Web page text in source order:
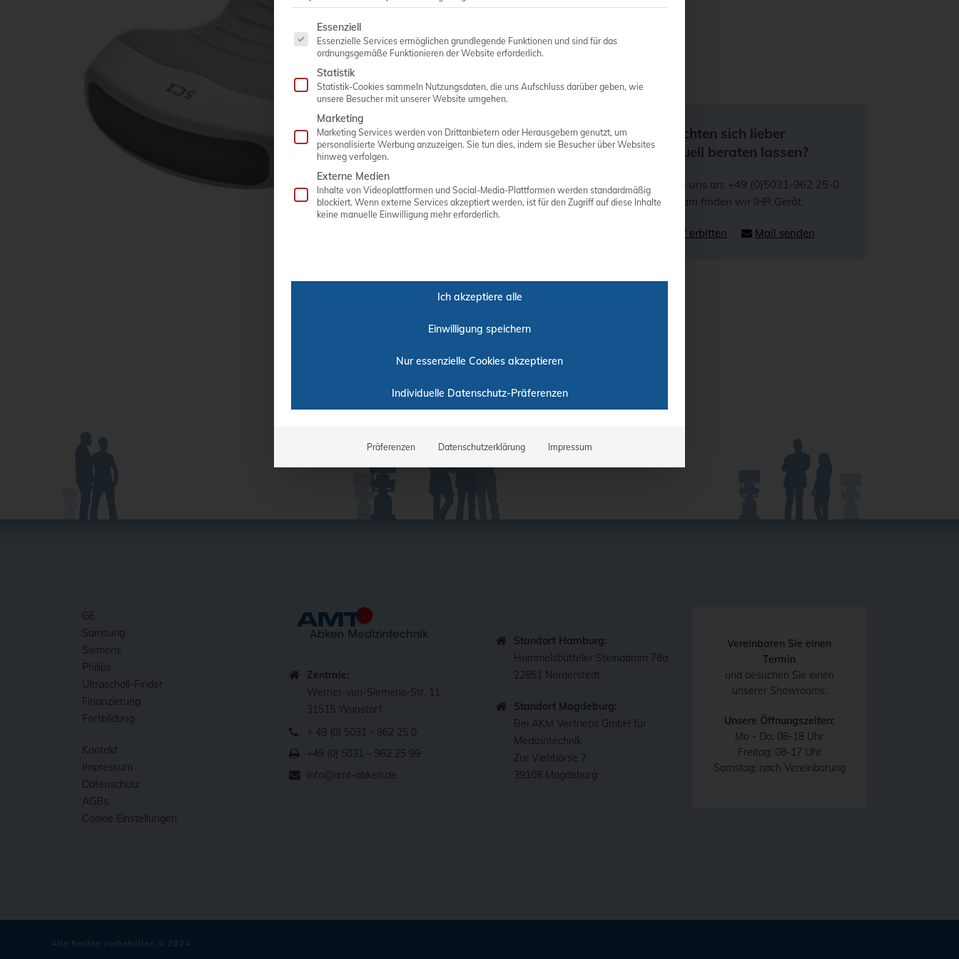
ANGEBOT ANFORDERN
Sie möchten sich lieber
individuell beraten lassen?
Rufen Sie uns an: +49 (0)5031-962 25-0
Gemeinsam finden wir IHR Gerät.
Rückruf erbitten Mail senden
GE
Samsung
Siemens
Philips
Ultraschall-Finder
Finanzierung
Fortbildung
Kontakt
Impressum
Datenschutz
AGBs
Cookie Einstellungen
Zentrale:
Werner-von-Siemens-Str. 11
31515 Wunstorf
+ 49 (0) 5031 - 962 25 0
+49 (0) 5031 – 962 25 99
info@amt-abken.de
Standort Hamburg:
Hummelsbütteler Steindamm 78a
22851 Norderstedt
Standort Magdeburg:
Bei AKM Vertriebs GmbH für
Medizintechnik
Zur Viehbörse 7
39108 Magdeburg
Vereinbaren Sie einen
Termin
und besuchen Sie einen
unserer Showrooms.
Unsere Öffnungszeiten:
Mo - Do: 08-18 Uhr
Freitag: 08-17 Uhr
Samstag: nach Vereinbarung
Alle Rechte vorbehalten © 2024
Es folgt eine Liste der Service-Gruppen, für die eine Einwilligung erteilt werden kann. Die erste Service-Gruppe ist essenziell und
Essenziell
Essenzielle Services ermöglichen grundlegende Funktionen und sind für das
ordnungsgemäße Funktionieren der Website erforderlich.
Statistik
Statistik-Cookies sammeln Nutzungsdaten, die uns Aufschluss darüber geben, wie
unsere Besucher mit unserer Website umgehen.
Marketing
Marketing Services werden von Drittanbietern oder Herausgebern genutzt, um
personalisierte Werbung anzuzeigen. Sie tun dies, indem sie Besucher über Websites
hinweg verfolgen.
Externe Medien
Inhalte von Videoplattformen und Social-Media-Plattformen werden standardmäßig
blockiert. Wenn externe Services akzeptiert werden, ist für den Zugriff auf diese Inhalte
keine manuelle Einwilligung mehr erforderlich.
Ich akzeptiere alle
Einwilligung speichern
Nur essenzielle Cookies akzeptieren
Individuelle Datenschutz-Präferenzen
Präferenzen Datenschutzerklärung Impressum